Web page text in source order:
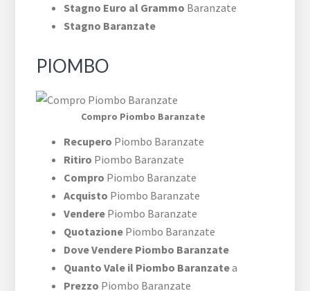
Stagno Euro al Grammo Baranzate
Stagno Baranzate
PIOMBO
Compro Piombo Baranzate
Recupero Piombo Baranzate
Ritiro Piombo Baranzate
Compro Piombo Baranzate
Acquisto Piombo Baranzate
Vendere Piombo Baranzate
Quotazione Piombo Baranzate
Dove Vendere Piombo Baranzate
Quanto Vale il Piombo Baranzatea
Prezzo Piombo Baranzate